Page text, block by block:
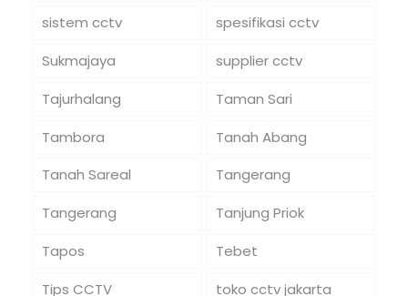
sistem cctv
spesifikasi cctv
Sukmajaya
supplier cctv
Tajurhalang
Taman Sari
Tambora
Tanah Abang
Tanah Sareal
Tangerang
Tangerang
Tanjung Priok
Tapos
Tebet
Tips CCTV
toko cctv jakarta